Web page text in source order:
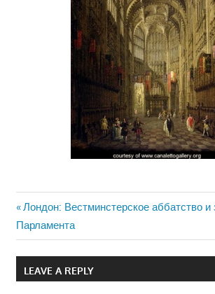
Навигация
по
записям
Previous
Post:
Лондон: Вестминстерское аббатство и
Парламента
LEAVE A REPLY